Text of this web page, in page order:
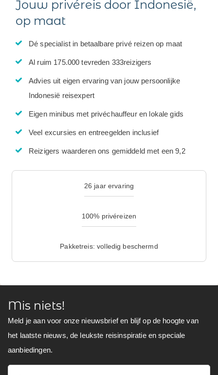
Jouw privéreis door Indonesië,
op maat
Dé specialist in betaalbare privé reizen op maat
Al ruim 175.000 tevreden 333reizigers
Advies uit eigen ervaring van jouw persoonlijke
Indonesië reisexpert
Eigen minibus met privéchauffeur en lokale gids
Veel excursies en entreegelden inclusief
Reizigers waarderen ons gemiddeld met een 9,2
26 jaar ervaring
100% privéreizen
Pakketreis: volledig beschermd
Mis niets!
Meld je aan voor onze nieuwsbrief en blijf op de hoogte van
het laatste nieuws, de leukste reisinspiratie en speciale
aanbiedingen.